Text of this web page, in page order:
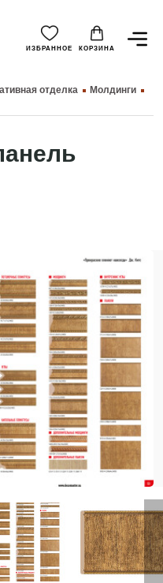
ИЗБРАННОЕ КОРЗИНА
отделка
Молдинги